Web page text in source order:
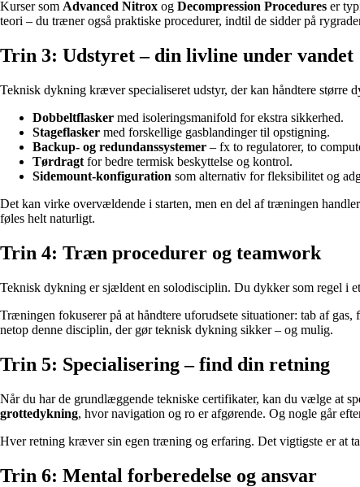
Kurser som Advanced Nitrox og Decompression Procedures er
teori – du træner også praktiske procedurer, indtil de sidder på
Trin 3: Udstyret – din livline under vandet
Teknisk dykning kræver specialiseret udstyr, der kan håndtere større
Dobbeltflasker med isoleringsmanifold for ekstra sikkerhed.
Stageflasker med forskellige gasblandinger til opstigning.
Backup- og redundanssystemer – fx to regulatorer, to
Tørdragt for bedre termisk beskyttelse og kontrol.
Sidemount-konfiguration som alternativ for fleksibilitet og
Det kan virke overvældende i starten, men en del af træningen
føles helt naturligt.
Trin 4: Træn procedurer og teamwork
Teknisk dykning er sjældent en solodisciplin. Du dykker som regel i
Træningen fokuserer på at håndtere uforudsete situationer: tab af
netop denne disciplin, der gør teknisk dykning sikker – og mulig.
Trin 5: Specialisering – find din retning
Når du har de grundlæggende tekniske certifikater, kan du vælge at
grottedykning, hvor navigation og ro er afgørende. Og nogle går
Hver retning kræver sin egen træning og erfaring. Det vigtigste er at
Trin 6: Mental forberedelse og ansvar